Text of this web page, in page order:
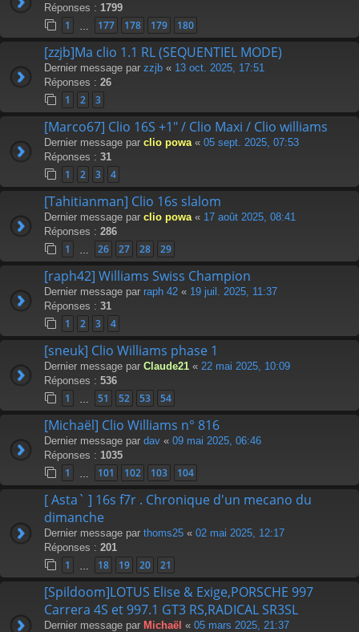
Réponses : 1799
1 177 178 179 180
[zzjb]Ma clio 1.1 RL (SEQUENTIEL MODE)
Dernier message par zzjb « 13 oct. 2025, 17:51
Réponses : 26
1 2 3
[Marco67] Clio 16S +1" / Clio Maxi / Clio williams
Dernier message par clio powa « 05 sept. 2025, 07:53
Réponses : 31
1 2 3 4
[Tahitianman] Clio 16s slalom
Dernier message par clio powa « 17 août 2025, 08:41
Réponses : 286
1 26 27 28 29
[raph42] Williams Swiss Champion
Dernier message par raph 42 « 19 juil. 2025, 11:37
Réponses : 31
1 2 3 4
[sneuk] Clio Williams phase 1
Dernier message par Claude21 « 22 mai 2025, 10:09
Réponses : 536
1 51 52 53 54
[Michaël] Clio Williams n° 816
Dernier message par dav « 09 mai 2025, 06:46
Réponses : 1035
1 101 102 103 104
[ Asta` ] 16s f7r . Chronique d'un mecano du
dimanche
Dernier message par thoms25 « 02 mai 2025, 12:17
Réponses : 201
1 18 19 20 21
[Spildoom]LOTUS Elise & Exige,PORSCHE 997
Carrera 4S et 997.1 GT3 RS,RADICAL SR3SL
Dernier message par Michaël « 05 mars 2025, 21:37